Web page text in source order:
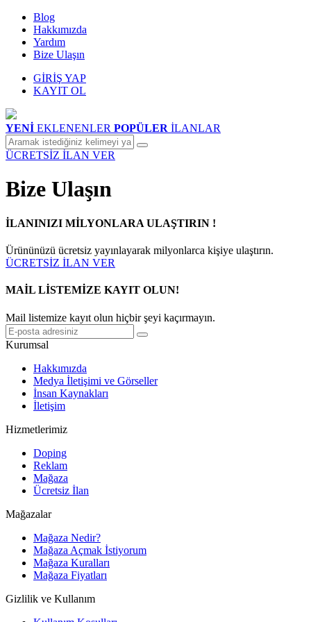
Blog
Hakkımızda
Yardım
Bize Ulaşın
GİRİŞ YAP
KAYIT OL
YENİ EKLENENLER POPÜLER İLANLAR
ÜCRETSİZ İLAN VER
Bize Ulaşın
İLANINIZI MİLYONLARA ULAŞTIRIN !
Ürününüzü ücretsiz yayınlayarak milyonlarca kişiye ulaştırın.
ÜCRETSİZ İLAN VER
MAİL LİSTEMİZE KAYIT OLUN!
Mail listemize kayıt olun hiçbir şeyi kaçırmayın.
Kurumsal
Hakkımızda
Medya İletişimi ve Görseller
İnsan Kaynakları
İletişim
Hizmetlerimiz
Doping
Reklam
Mağaza
Ücretsiz İlan
Mağazalar
Mağaza Nedir?
Mağaza Açmak İstiyorum
Mağaza Kuralları
Mağaza Fiyatları
Gizlilik ve Kullanım